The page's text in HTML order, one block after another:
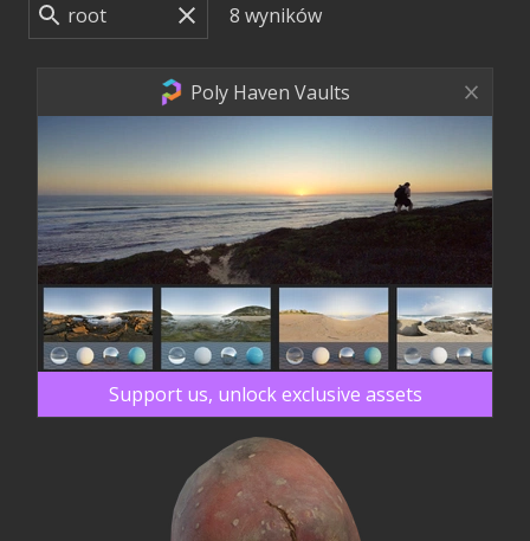
8 wyników
Poly Haven Vaults
Support us, unlock exclusive assets